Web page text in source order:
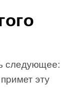
следующее:
эту